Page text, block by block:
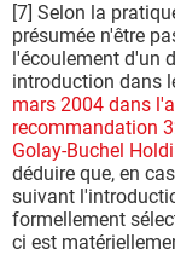
[7] Selon la
présumée n'être
l'écoulement d'un
introduction dans
mars 2004 dans
recommandation
Golay-Buchel
déduire que, en
suivant
formellement
ci est